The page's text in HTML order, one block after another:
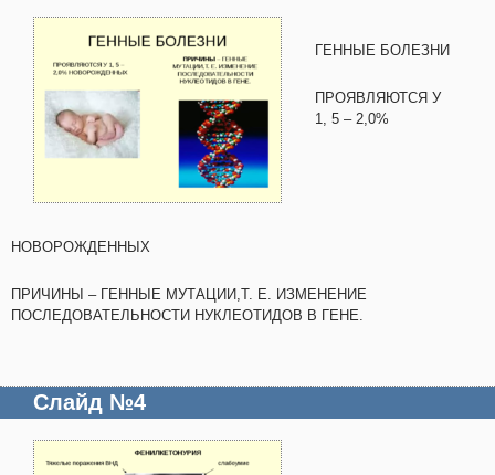
ГЕННЫЕ БОЛЕЗНИ
ПРОЯВЛЯЮТСЯ У
1, 5 – 2,0%
НОВОРОЖДЕННЫХ
ПРИЧИНЫ – ГЕННЫЕ МУТАЦИИ,Т. Е. ИЗМЕНЕНИЕ
ПОСЛЕДОВАТЕЛЬНОСТИ НУКЛЕОТИДОВ В ГЕНЕ.
Слайд №4